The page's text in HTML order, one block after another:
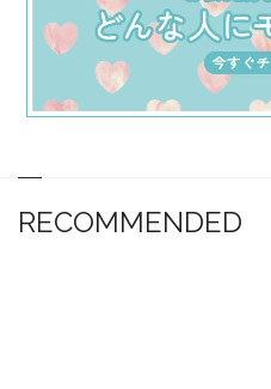
RECOMMENDED